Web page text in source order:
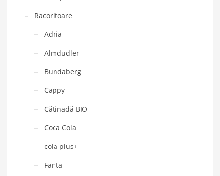
Racoritoare
Adria
Almdudler
Bundaberg
Cappy
Cătinadă BIO
Coca Cola
cola plus+
Fanta